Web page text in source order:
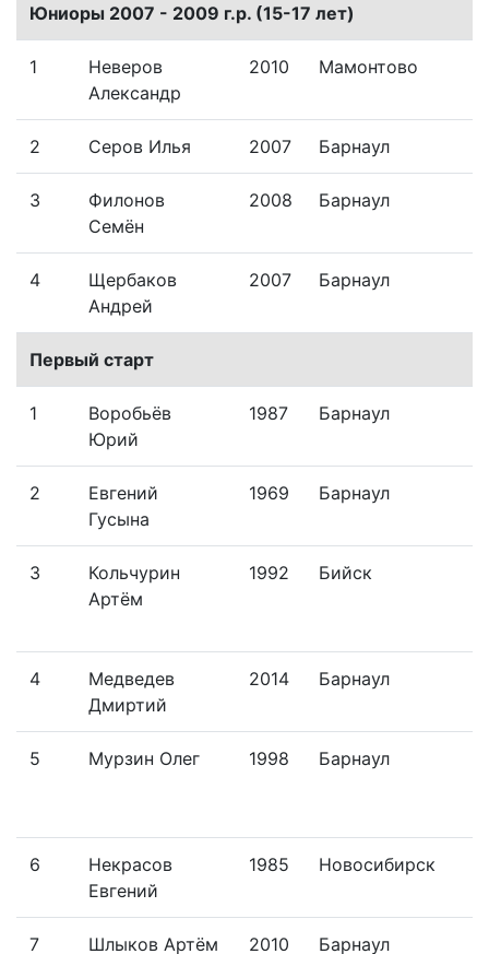
Юниоры 2007 - 2009 г.р. (15-17 лет)
1
Неверов
Александр
2010 Мамонтово
2 Серов Илья 2007 Барнаул
3
Филонов
Семён
2008 Барнаул
4
Щербаков
Андрей
2007 Барнаул
Первый старт
1
Воробьёв
Юрий
1987 Барнаул
2
Евгений
Гусына
1969 Барнаул
3
Кольчурин
Артём
1992 Бийск
4
Медведев
Дмиртий
2014 Барнаул
5 Мурзин Олег 1998 Барнаул
6
Некрасов
Евгений
1985 Новосибирск
7 Шлыков Артём 2010 Барнаул